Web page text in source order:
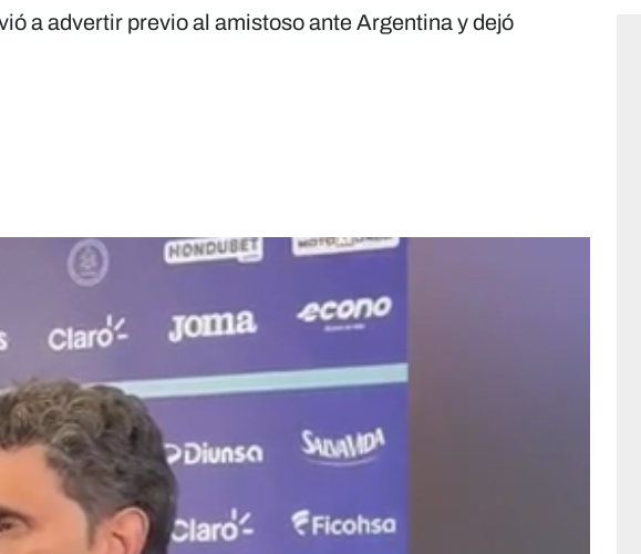
a advertir previo al amistoso ante Argentina y dejó